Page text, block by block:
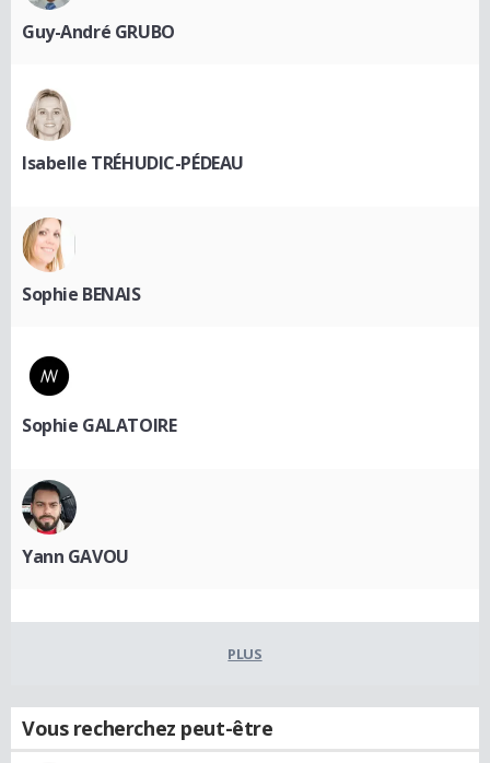
Guy-André GRUBO
Isabelle TRÉHUDIC-PÉDEAU
Sophie BENAIS
Sophie GALATOIRE
Yann GAVOU
PLUS
Vous recherchez peut-être